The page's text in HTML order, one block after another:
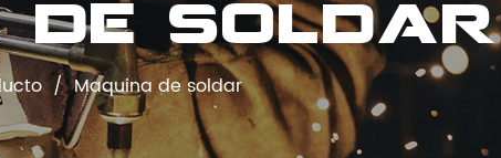
de soldar
/Maquina de soldar